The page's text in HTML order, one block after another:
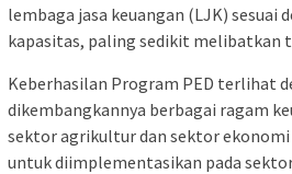
lembaga jasa keuangan (LJK) sesuai
kapasitas, paling sedikit melibatkan
Keberhasilan Program PED terlihat
dikembangkannya berbagai ragam
sektor agrikultur dan sektor
untuk diimplementasikan pada